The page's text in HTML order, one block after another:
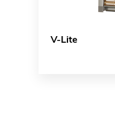
V-Lite